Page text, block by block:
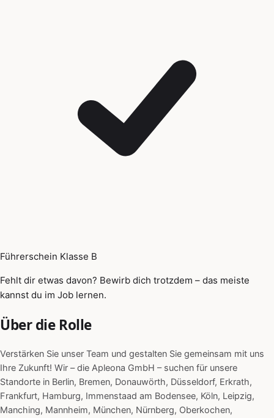
Führerschein Klasse B
Fehlt dir etwas davon? Bewirb dich trotzdem – das meiste
kannst du im Job lernen.
Über die Rolle
Verstärken Sie unser Team und gestalten Sie gemeinsam mit uns
Ihre Zukunft! Wir – die Apleona GmbH – suchen für unsere
Standorte in Berlin, Bremen, Donauwörth, Düsseldorf, Erkrath,
Frankfurt, Hamburg, Immenstaad am Bodensee, Köln, Leipzig,
Manching, Mannheim, München, Nürnberg, Oberkochen,